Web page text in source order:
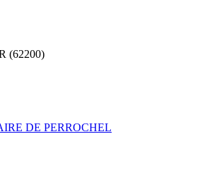
(62200)
DE PERROCHEL